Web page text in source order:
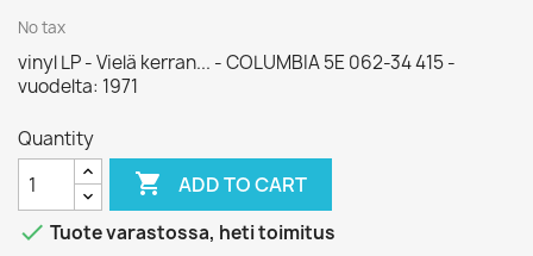
No tax
vinyl LP - Vielä kerran... - COLUMBIA 5E 062-34 415 -
vuodelta: 1971
Quantity
 ADD TO CART
 Tuote varastossa, heti toimitus